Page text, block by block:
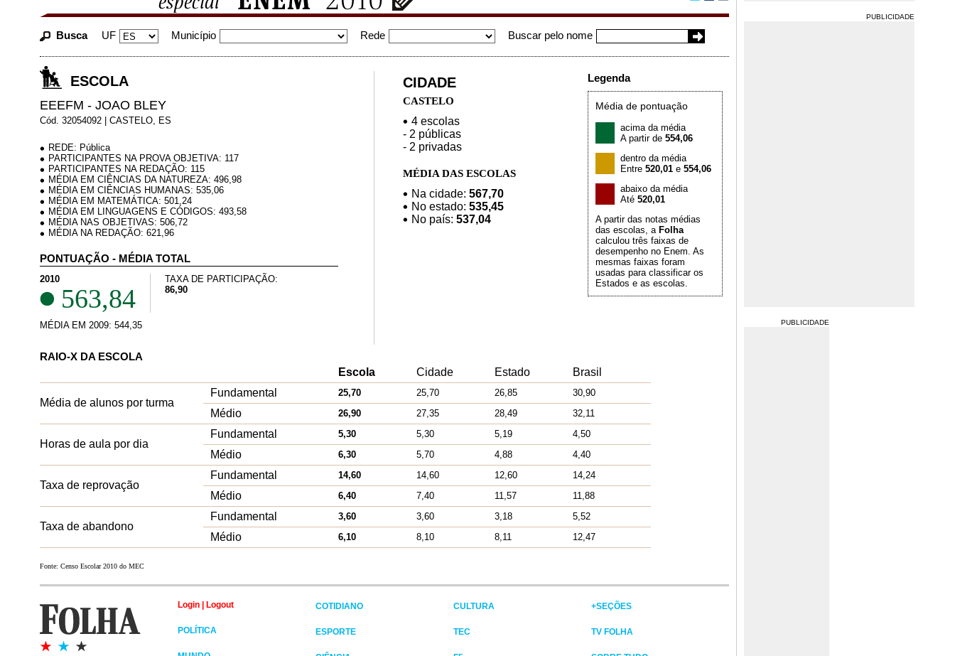
Busca UF Município Rede Buscar pelo nome
ESCOLA
EEEFM - JOAO BLEY
Cód. 32054092 | CASTELO, ES
REDE: Pública
PARTICIPANTES NA PROVA OBJETIVA: 117
PARTICIPANTES NA REDAÇÃO: 115
MÉDIA EM CIÊNCIAS DA NATUREZA: 496,98
MÉDIA EM CIÊNCIAS HUMANAS: 535,06
MÉDIA EM MATEMÁTICA: 501,24
MÉDIA EM LINGUAGENS E CÓDIGOS: 493,58
MÉDIA NAS OBJETIVAS: 506,72
MÉDIA NA REDAÇÃO: 621,96
PONTUAÇÃO - MÉDIA TOTAL
2010
563,84
TAXA DE PARTICIPAÇÃO:
86,90
MÉDIA EM 2009: 544,35
CIDADE
CASTELO
4 escolas
- 2 públicas
- 2 privadas
MÉDIA DAS ESCOLAS
Na cidade: 567,70
No estado: 535,45
No país: 537,04
Legenda
Média de pontuação
acima da média
A partir de 554,06
dentro da média
Entre 520,01 e 554,06
abaixo da média
Até 520,01
A partir das notas médias
das escolas, a Folha
calculou três faixas de
desempenho no Enem. As
mesmas faixas foram
usadas para classificar os
Estados e as escolas.
RAIO-X DA ESCOLA
Escola
Cidade Estado Brasil
Média de alunos por turma
Fundamental 25,70 25,70 26,85 30,90
Médio 26,90 27,35 28,49 32,11
Horas de aula por dia
Fundamental 5,30 5,30 5,19 4,50
Médio 6,30 5,70 4,88 4,40
Taxa de reprovação
Fundamental 14,60 14,60 12,60 14,24
Médio 6,40 7,40 11,57 11,88
Taxa de abandono
Fundamental 3,60 3,60 3,18 5,52
Médio 6,10 8,10 8,11 12,47
Fonte: Censo Escolar 2010 do MEC
Login Logout
POLÍTICA
COTIDIANO
ESPORTE
CULTURA
TEC
+SEÇÕES
TV FOLHA
PUBLICIDADE
PUBLICIDADE